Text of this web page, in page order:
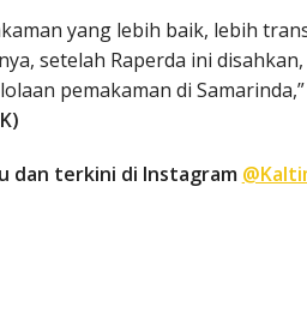
yang lebih baik, lebih
setelah Raperda ini
pemakaman di Samarinda,”
dan terkini di Instagram